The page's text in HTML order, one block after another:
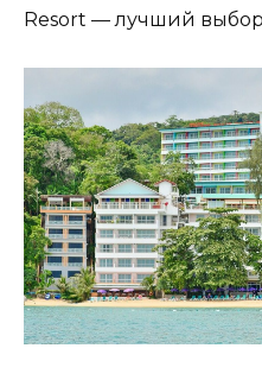
Resort — лучший